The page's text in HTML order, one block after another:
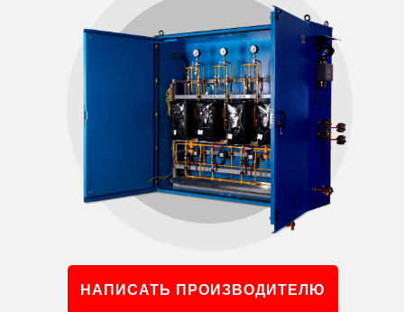
НАПИСАТЬ ПРОИЗВОДИТЕЛЮ